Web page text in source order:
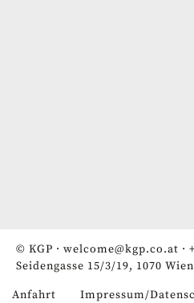
© KGP · welcome@kgp.co.at ·
Seidengasse 15/3/19, 1070
Anfahrt Impressum/